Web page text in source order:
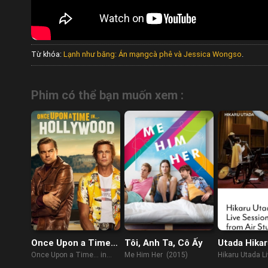
Từ khóa: Lạnh như băng: Án mạngcà phê và Jessica Wongso
Phim có thể bạn muốn xem :
Once Upon a Time…
in Hollywood
Once Upon a Time… in
Tôi, Anh Ta, Cô Ấy
Me Him Her (2015)
Utada
âm trực
Hikaru Utada